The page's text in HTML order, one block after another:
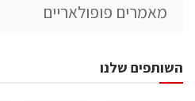
מאמרים פופולאריים
השותפים שלנו